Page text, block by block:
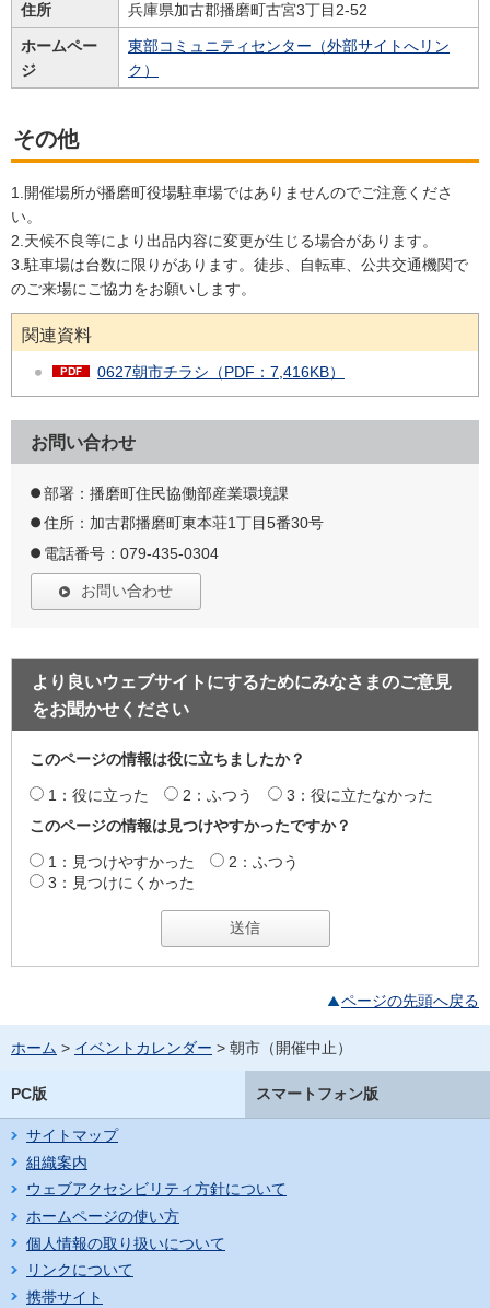
住所 兵庫県加古郡播磨町古宮3丁目2-52
ホームペー
ジ
東部コミュニティセンター（外部サイトへリン
ク）
その他
1.開催場所が播磨町役場駐車場ではありませんのでご注意くださ
い。
2.天候不良等により出品内容に変更が生じる場合があります。
3.駐車場は台数に限りがあります。徒歩、自転車、公共交通機関で
のご来場にご協力をお願いします。
関連資料
0627朝市チラシ（PDF：7,416KB）
お問い合わせ
部署：播磨町住民協働部産業環境課
住所：加古郡播磨町東本荘1丁目5番30号
電話番号：079-435-0304
お問い合わせ
より良いウェブサイトにするためにみなさまのご意見
をお聞かせください
このページの情報は役に立ちましたか？
1：役に立った 2：ふつう
3：役に立たなかった
このページの情報は見つけやすかったですか？
1：見つけやすかった
2：ふつう
3：見つけにくかった
ページの先頭へ戻る
ホーム > イベントカレンダー > 朝市（開催中止）
PC版 スマートフォン版
サイトマップ
組織案内
ウェブアクセシビリティ方針について
ホームページの使い方
個人情報の取り扱いについて
リンクについて
携帯サイト